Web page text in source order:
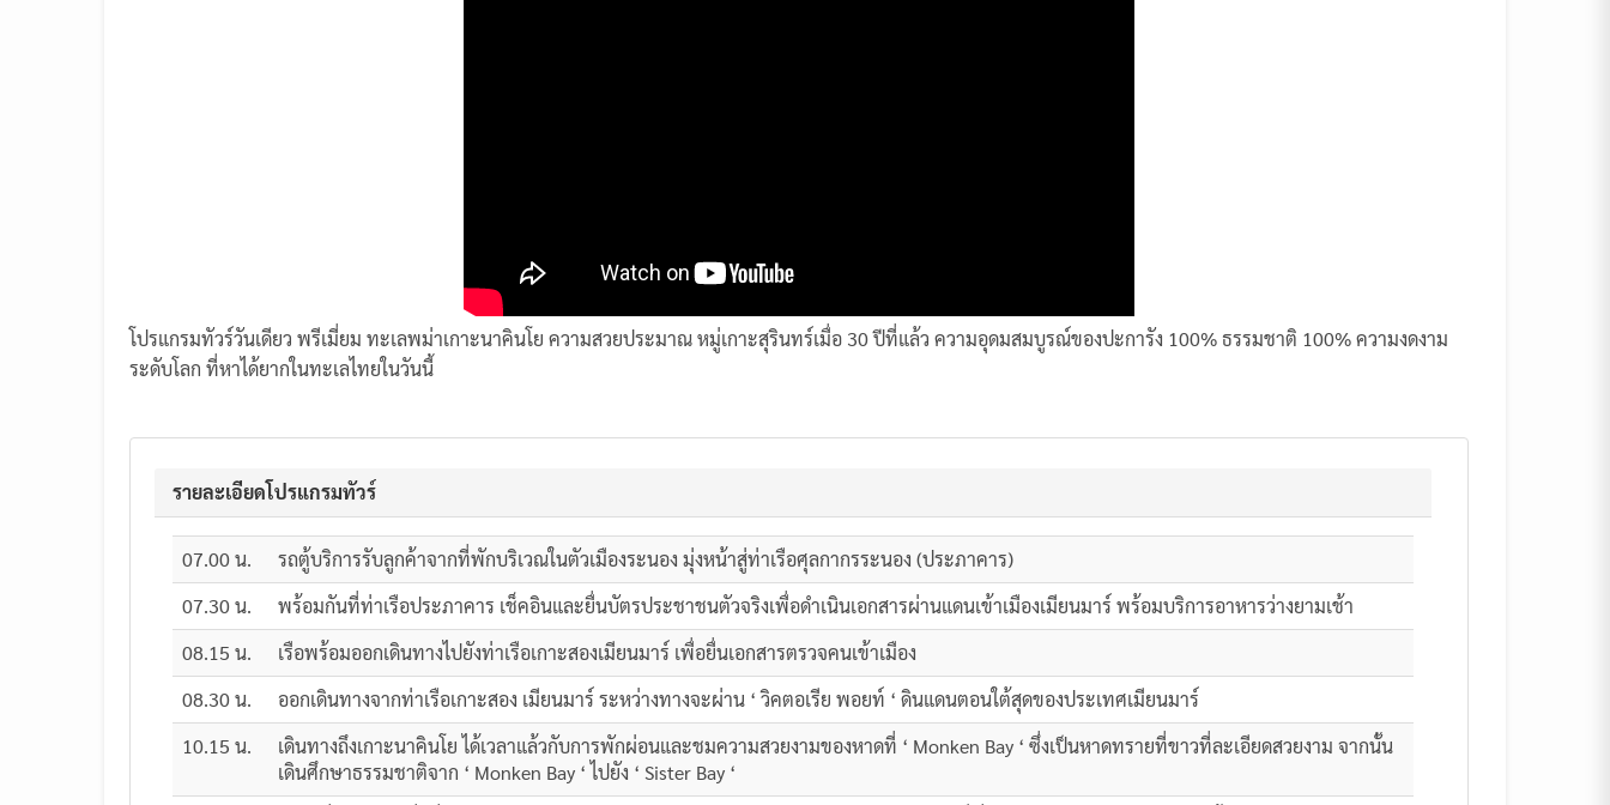
โปรแกรมทัวร์วันเดียว พรีเมี่ยม ทะเลพม่าเกาะนาคินโย ความสวยประมาณ หมู่เกาะสุรินทร์เมื่อ 30 ปีที่แล้ว ความอุดมสมบูรณ์ของปะการัง 100% ธรรมชาติ 100% ความงดงาม
ระดับโลก ที่หาได้ยากในทะเลไทยในวันนี้
รายละเอียดโปรแกรมทัวร์
07.00 น.
รถตู้บริการรับลูกค้าจากที่พักบริเวณในตัวเมืองระนอง มุ่งหน้าสู่ท่าเรือศุลกากรระนอง (ประภาคาร)
07.30 น.
พร้อมกันที่ท่าเรือประภาคาร เช็คอินและยื่นบัตรประชาชนตัวจริงเพื่อดำเนินเอกสารผ่านแดนเข้าเมืองเมียนมาร์ พร้อมบริการอาหารว่างยามเช้า
08.15 น.
เรือพร้อมออกเดินทางไปยังท่าเรือเกาะสองเมียนมาร์ เพื่อยื่นเอกสารตรวจคนเข้าเมือง
08.30 น.
ออกเดินทางจากท่าเรือเกาะสอง เมียนมาร์ ระหว่างทางจะผ่าน ‘ วิคตอเรีย พอยท์ ‘ ดินแดนตอนใต้สุดของประเทศเมียนมาร์
10.15 น.
เดินทางถึงเกาะนาคินโย ได้เวลาแล้วกับการพักผ่อนและชมความสวยงามของหาดที่ ‘ Monken Bay ‘ ซึ่งเป็นหาดทรายที่ขาวที่ละเอียดสวยงาม จากนั้น
เดินศึกษาธรรมชาติจาก ‘ Monken Bay ‘ ไปยัง ‘ Sister Bay ‘